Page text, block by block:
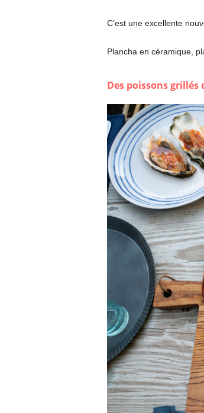
C’est une excellente
Plancha en céramique,
Des poissons